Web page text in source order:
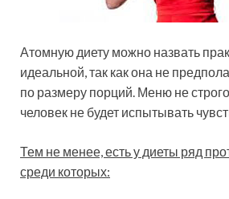
Атомную диету можно назвать
идеальной, так как она не
по размеру порций. Меню не
человек не будет испытывать
Тем не менее, есть у диеты ряд
среди которых: